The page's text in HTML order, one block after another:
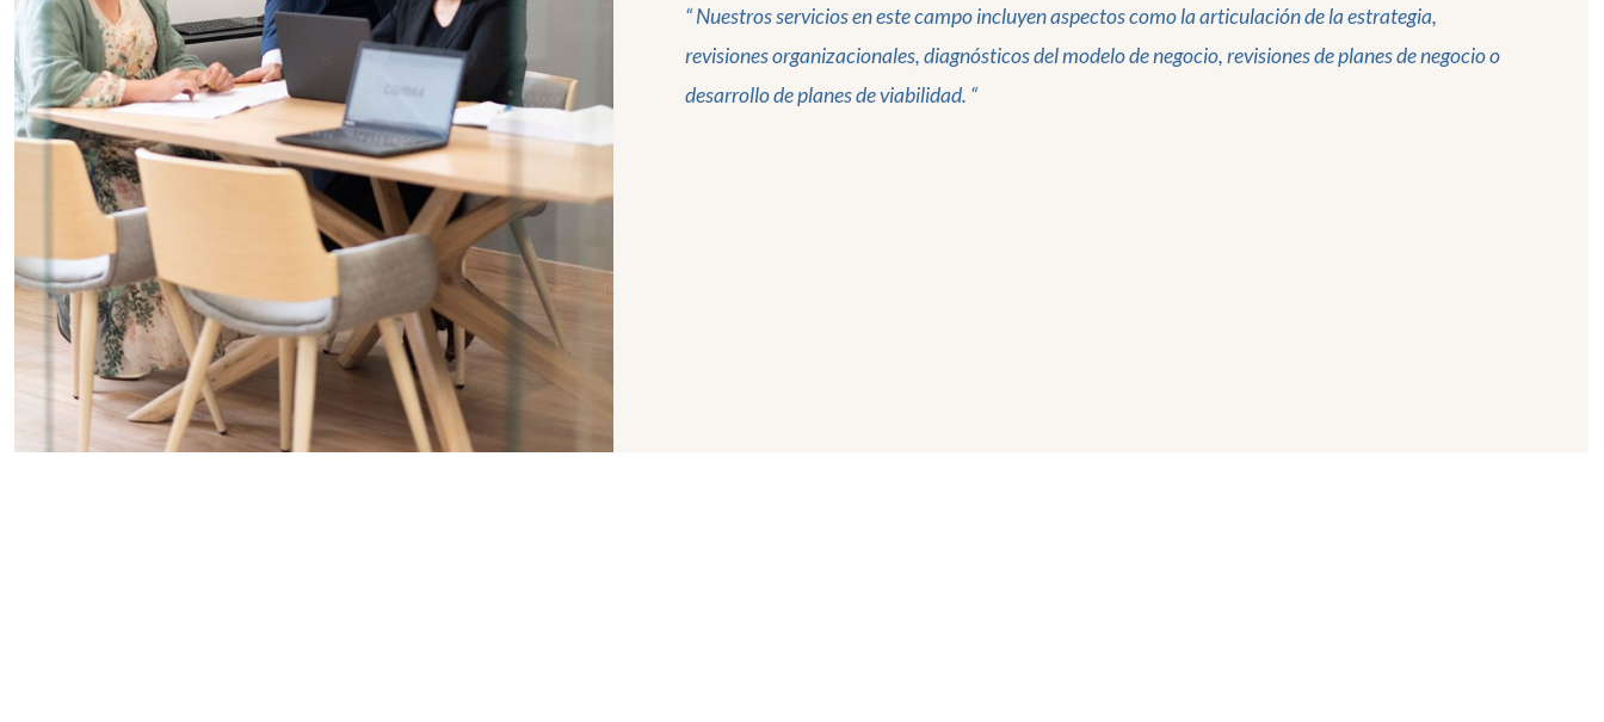
“ Nuestros servicios en este campo incluyen aspectos como la articulación de la estrategia,
revisiones organizacionales, diagnósticos del modelo de negocio, revisiones de planes de negocio o
desarrollo de planes de viabilidad. “